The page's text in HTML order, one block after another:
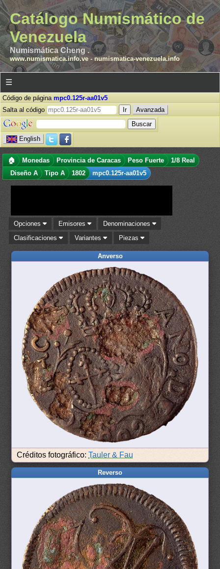
Catálogo Numismático de
Venezuela
Numismática Cheng .
www.numismatica.info.ve- numismatica-venezuela.info
☰
Código de página mpc0.125r-aa01v5
Salta al código
Avanzada
English
🏠 Monedas Provincia de Caracas Peso Fuerte
1/8 Real
Diseño A
Tipo A 1802 mpc0.125r-aa01v5
Opciones Emisores
Denominaciones
Clasificaciones
Variantes Piezas
Anverso
Créditos fotográfico:Tauler & Fau
Reverso